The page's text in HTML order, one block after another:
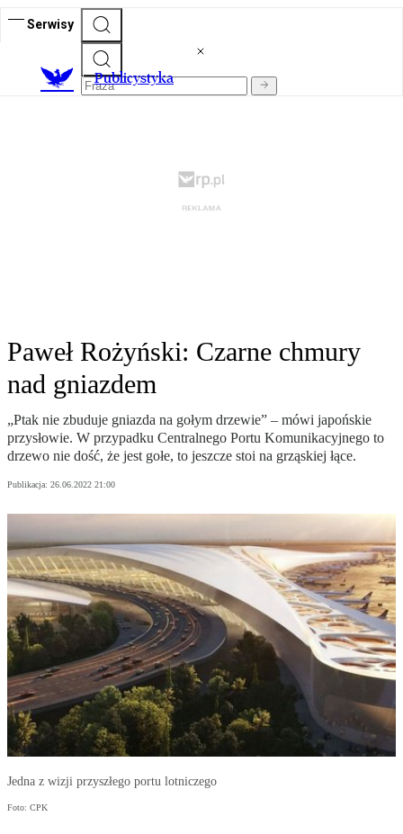
Serwisy
Publicystyka
Paweł Rożyński: Czarne chmury
nad gniazdem
„Ptak nie zbuduje gniazda na gołym drzewie” – mówi japońskie
przysłowie. W przypadku Centralnego Portu Komunikacyjnego to
drzewo nie dość, że jest gołe, to jeszcze stoi na grząskiej łące.
Publikacja: 26.06.2022 21:00
Jedna z wizji przyszłego portu lotniczego
Foto: CPK